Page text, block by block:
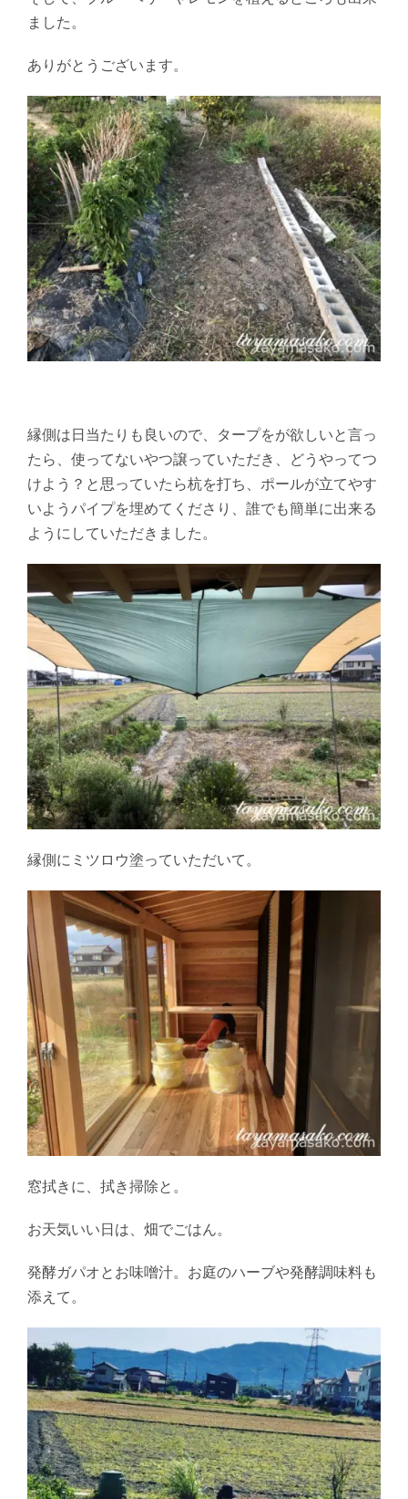
ました。
ありがとうございます。
縁側は日当たりも良いので、タープをが欲しいと言っ
たら、使ってないやつ譲っていただき、どうやってつ
けよう？と思っていたら杭を打ち、ポールが立てやす
いようパイプを埋めてくださり、誰でも簡単に出来る
ようにしていただきました。
縁側にミツロウ塗っていただいて。
窓拭きに、拭き掃除と。
お天気いい日は、畑でごはん。
発酵ガパオとお味噌汁。お庭のハーブや発酵調味料も
添えて 。